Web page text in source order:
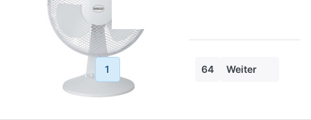
Zurück 1 64 Weiter